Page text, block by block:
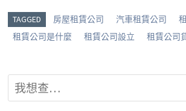
g
er
o
o
TAGGED 房屋租賃公司 汽車租賃公司
租賃公司是什麼
租賃公司設立 租賃公司